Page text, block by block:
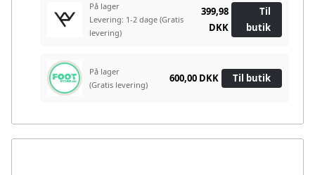
På lager
Levering: 1-2 dage (Gratis
levering)
399,98
DKK
Til
butik
På lager
(Gratis levering)
600,00 DKK Til butik